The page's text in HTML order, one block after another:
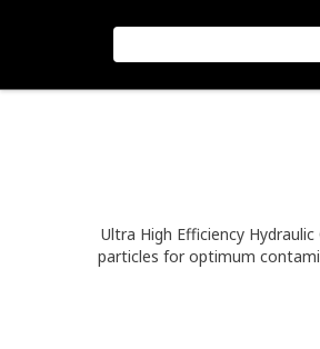
Ultra High Efficiency
particles for optimum